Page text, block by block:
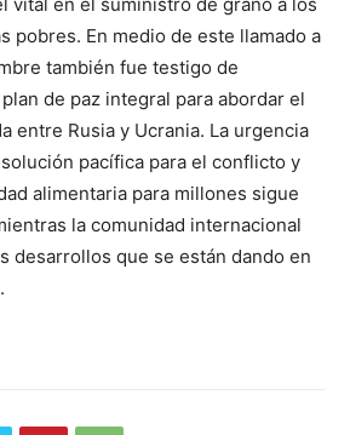
pobres. En medio de este llamado a
también fue testigo de
de paz integral para abordar el
entre Rusia y Ucrania. La urgencia
pacífica para el conflicto y
alimentaria para millones sigue
la comunidad internacional
desarrollos que se están dando en